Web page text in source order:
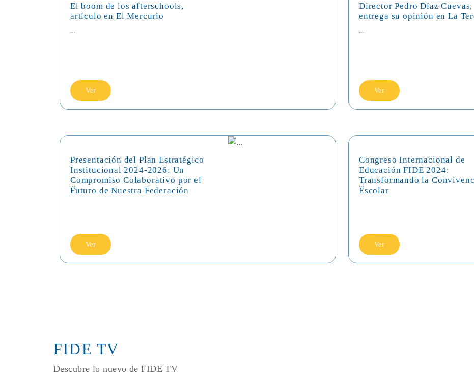
El boom de los afterschools,
artículo en El Mercurio
Ver
Director Pedro Díaz Cuevas,
entrega su opinión en La
Ver
Presentación del Plan Estratégico
Institucional 2024-2026: Un
Compromiso Colaborativo por el
Futuro de Nuestra Federación
...
Ver
Congreso Internacional de
Educación FIDE 2024:
Transformando la
Escolar
...
Ver
FIDE TV
Descubre lo nuevo de FIDE TV